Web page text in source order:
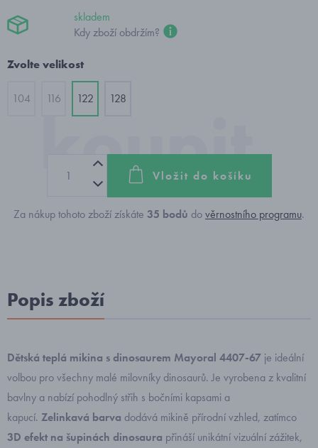
skladem
Kdy zboží obdržím?
Zvolte velikost
104 116 122 128
Vložit do košíku
Za nákup tohoto zboží získáte 35 bodů dověrnostního programu.
Popis zboží
Dětská teplá mikina s dinosaurem Mayoral 4407-67 je ideální
volbou pro všechny malé milovníky dinosaurů. Je vyrobena z kvalitní
bavlny a nabízí pohodlný střih s bočními kapsami a
kapucí. Zelinkavá barva dodává mikině přírodní vzhled, zatímco
3D efekt na šupinách dinosaura přináší unikátní vizuální zážitek,